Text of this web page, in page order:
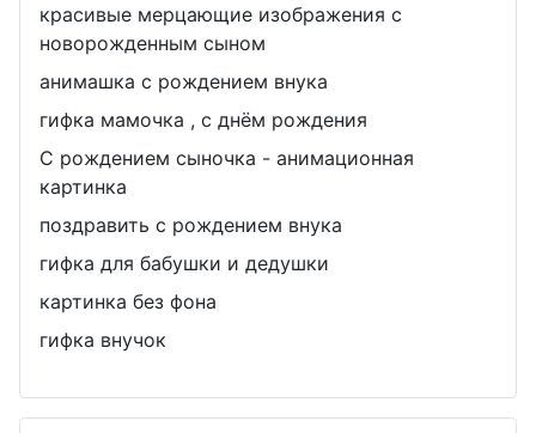
красивые мерцающие изображения с
новорожденным сыном
анимашка с рождением внука
гифка мамочка , с днём рождения
С рождением сыночка - анимационная
картинка
поздравить с рождением внука
гифка для бабушки и дедушки
картинка без фона
гифка внучок